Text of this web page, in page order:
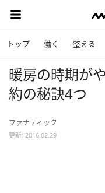
トップ 働く 整える
暖房の時期が
約の秘訣4つ
ファナティック
更新: 2016.02.29